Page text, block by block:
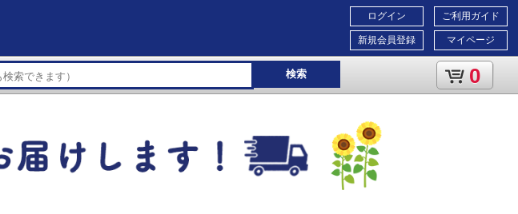
ご利用ガイド
マイページ
ログイン
新規会員登録
検索 0